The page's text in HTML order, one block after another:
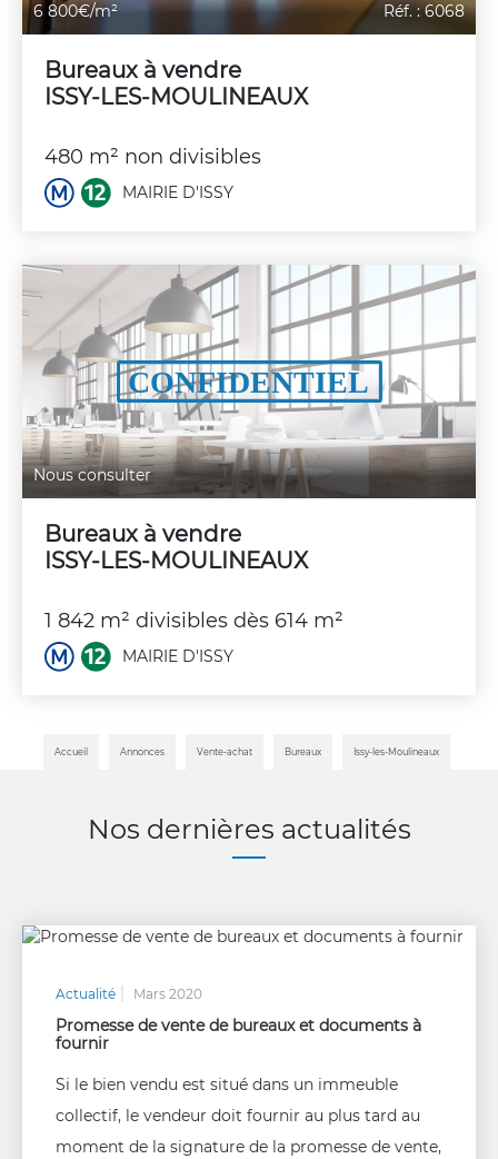
6 800€/m² Réf. : 6068
Bureaux à vendre
ISSY-LES-MOULINEAUX
480 m² non divisibles
MAIRIE D'ISSY
Nous consulter
Bureaux à vendre
ISSY-LES-MOULINEAUX
1 842 m² divisibles dès 614 m²
MAIRIE D'ISSY
Accueil Annonces Vente-achat Bureaux Issy-les-Moulineaux
Nos dernières actualités
Actualité Mars 2020
Promesse de vente de bureaux et documents à
fournir
Si le bien vendu est situé dans un immeuble
collectif, le vendeur doit fournir au plus tard au
moment de la signature de la promesse de vente,